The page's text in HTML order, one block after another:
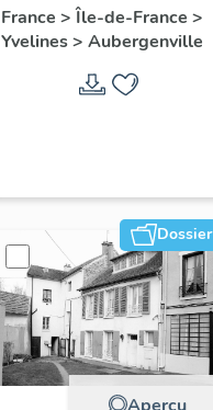
d'Elisabethville
France > Île-de-France >
Yvelines> Aubergenville
Dossier